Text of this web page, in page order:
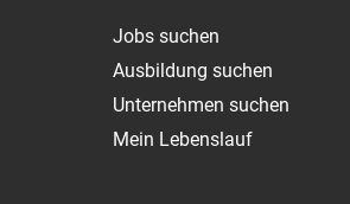
Jobs suchen
Ausbildung suchen
Unternehmen suchen
Mein Lebenslauf